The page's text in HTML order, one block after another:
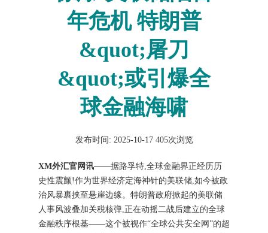
年危机 特朗普
&quot;屠刀
&quot;或引爆全
球金融海啸
发布时间: 2025-10-17 405次浏览
XM外汇官网讯——据路孚特,全球金融界正经历历
史性震颤!作为世界经济定海神针的美联储,如今被政
治风暴裹挟至悬崖边缘。特朗普政府掀起的美联储
人事风波叠加关税核弹,正在动摇二战后建立的全球
金融秩序根基——这个被视作“全球公共安全网”的超